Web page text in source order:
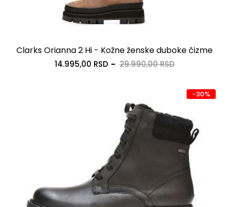
Clarks Orianna 2 Hi - Kožne ženske duboke čizme
14.995,00 RSD 29.990,00 RSD
-30%